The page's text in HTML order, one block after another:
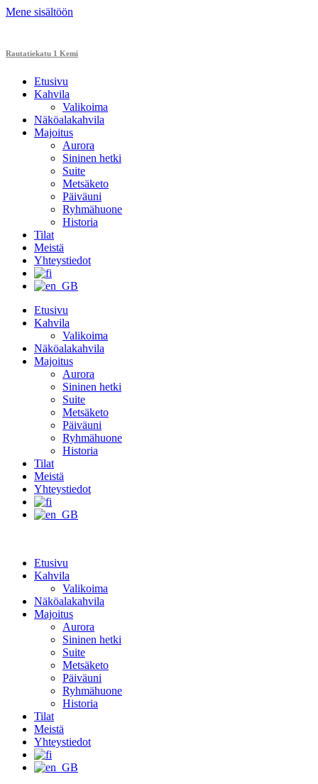
Mene sisältöön
Rautatiekatu 1 Kemi
Etusivu
Kahvila
Valikoima
Näköalakahvila
Majoitus
Aurora
Sininen hetki
Suite
Metsäketo
Päiväuni
Ryhmähuone
Historia
Tilat
Meistä
Yhteystiedot
Etusivu
Kahvila
Valikoima
Näköalakahvila
Majoitus
Aurora
Sininen hetki
Suite
Metsäketo
Päiväuni
Ryhmähuone
Historia
Tilat
Meistä
Yhteystiedot
Etusivu
Kahvila
Valikoima
Näköalakahvila
Majoitus
Aurora
Sininen hetki
Suite
Metsäketo
Päiväuni
Ryhmähuone
Historia
Tilat
Meistä
Yhteystiedot